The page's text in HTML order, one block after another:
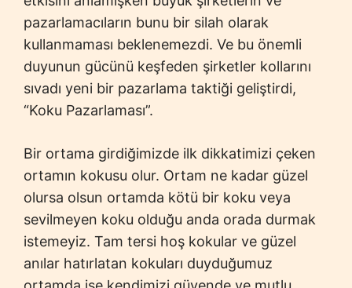
pazarlamacıların bunu bir silah olarak
kullanmaması beklenemezdi. Ve bu önemli
duyunun gücünü keşfeden şirketler kollarını
sıvadı yeni bir pazarlama taktiği geliştirdi,
“Koku Pazarlaması”.
Bir ortama girdiğimizde ilk dikkatimizi çeken
ortamın kokusu olur. Ortam ne kadar güzel
olursa olsun ortamda kötü bir koku veya
sevilmeyen koku olduğu anda orada durmak
istemeyiz. Tam tersi hoş kokular ve güzel
anılar hatırlatan kokuları duyduğumuz